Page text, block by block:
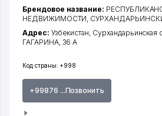
Код страны: +998
+99876 ...Позвонить
Брендовое название:
НЕДВИЖИМОСТИ,
Адрес: Узбекистан, Сурхандарьинская
ГАГАРИНА, 36 А